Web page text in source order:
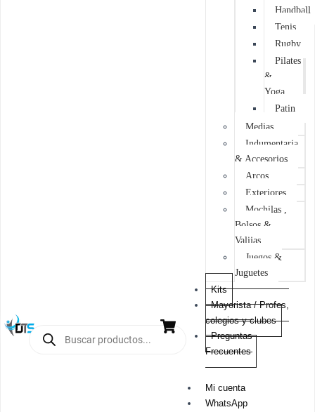
Handball
Tenis
Rugby
Pilates
&
Yoga
Patin
Medias
Indumentaria
& Accesorios
Arcos
Exteriores
Mochilas ,
Bolsos &
Valijas
Juegos &
Juguetes
Kits
Mayorista / Profes,
colegios y clubes
Preguntas
Frecuentes
Mi cuenta
WhatsApp